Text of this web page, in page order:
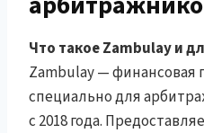
Что такое Zambulay и
Zambulay — финансовая
специально для
с 2018 года.